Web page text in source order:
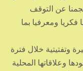
عن التوقف
فكريا ومعرفيا بما
وتفتيتية خلال فترة
وعلاقاتها المحلية